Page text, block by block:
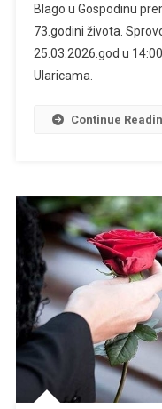
Blago u Gospodinu
73.godini života.
25.03.2026.god u
Ularicama.
Continue